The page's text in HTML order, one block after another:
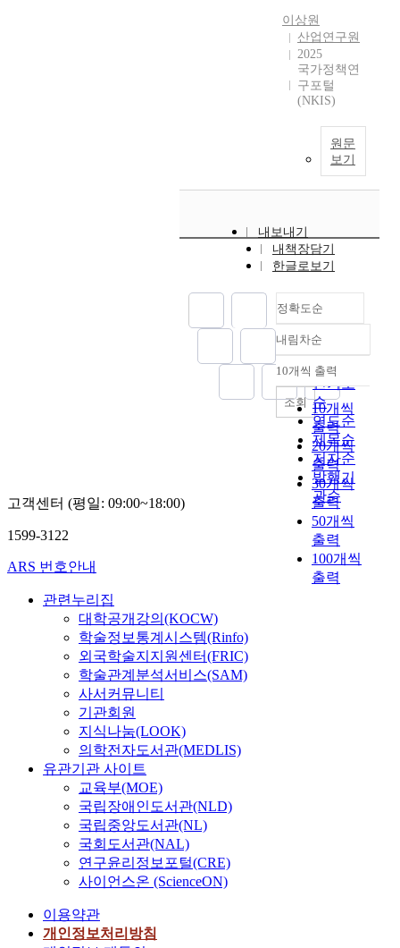
이상원
산업연구원
2025
국가정책연
구포털
(NKIS)
원문
보기
내보내기
내책장담기
한글로보기
정확도순
정확도
순
인기도
순
연도순
제목순
저자순
발행기
관순
내림차순
내림차순
10개씩 출력
10개씩
출력
20개씩
출력
30개씩
출력
50개씩
출력
100개씩
출력
조회
고객센터 (평일: 09:00~18:00)
1599-3122
ARS 번호안내
관련누리집
대학공개강의(KOCW)
학술정보통계시스템(Rinfo)
외국학술지지원센터(FRIC)
학술관계분석서비스(SAM)
사서커뮤니티
기관회원
지식나눔(LOOK)
의학전자도서관(MEDLIS)
유관기관 사이트
교육부(MOE)
국립장애인도서관(NLD)
국립중앙도서관(NL)
국회도서관(NAL)
연구윤리정보포털(CRE)
사이언스온 (ScienceON)
이용약관
개인정보처리방침